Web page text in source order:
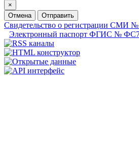
×
Отмена
Отправить
Свидетельство о регистрации СМИ
Электронный паспорт ФГИС №